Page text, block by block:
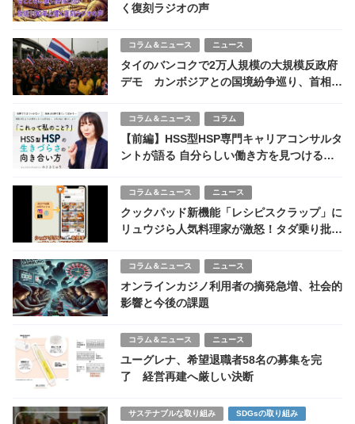
く復刻ラジオの声
コラム＆ニュース ニュース
タイのバンコクで2万人規模の大規模反政府
デモ カンボジアとの国境紛争巡り、首相退
コラム＆ニュース コラム
【前編】HSS型HSP専門キャリアコンサルタ
ントが語る 自分らしい働き方を見つける方
コラム＆ニュース ニュース
クックパッド新機能「レシピスクラップ」に
リュウジら人気料理家が激怒！タダ乗り批判
コラム＆ニュース ニュース
オンラインカジノ利用者の摘発急増、社会的
影響と今後の課題
コラム＆ニュース ニュース
ユーグレナ、希望退職者58名の募集を完
了 経営再建へ厳しい決断
サステナブルな取り組み SDGsの取り組み